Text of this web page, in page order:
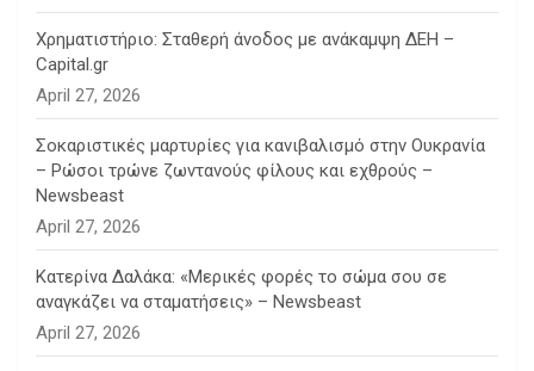
Χρηματιστήριο: Σταθερή άνοδος με ανάκαμψη ΔΕΗ –
Capital.gr
April 27, 2026
Σοκαριστικές μαρτυρίες για κανιβαλισμό στην Ουκρανία
– Ρώσοι τρώνε ζωντανούς φίλους και εχθρούς –
Newsbeast
April 27, 2026
Κατερίνα Δαλάκα: «Μερικές φορές το σώμα σου σε
αναγκάζει να σταματήσεις» – Newsbeast
April 27, 2026